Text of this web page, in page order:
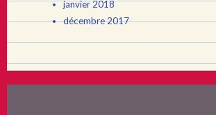
janvier 2018
décembre 2017